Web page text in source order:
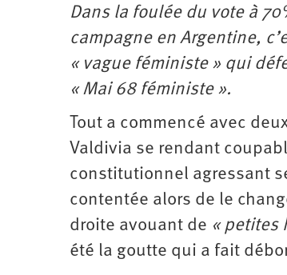
Dans la foulée du vote à
campagne en Argentine,
« vague féministe » qui
« Mai 68 féministe ».
Tout a commencé avec
Valdivia se rendant
constitutionnel agressant
contentée alors de le
droite avouant de « petites
été la goutte qui a fait